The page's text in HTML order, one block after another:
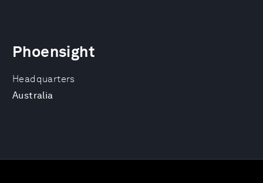
Headquarters
Australia
Phoensight